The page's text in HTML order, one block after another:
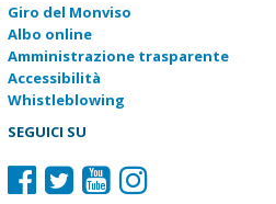
Giro del Monviso
Albo online
Amministrazione trasparente
Accessibilità
Whistleblowing
SEGUICI SU